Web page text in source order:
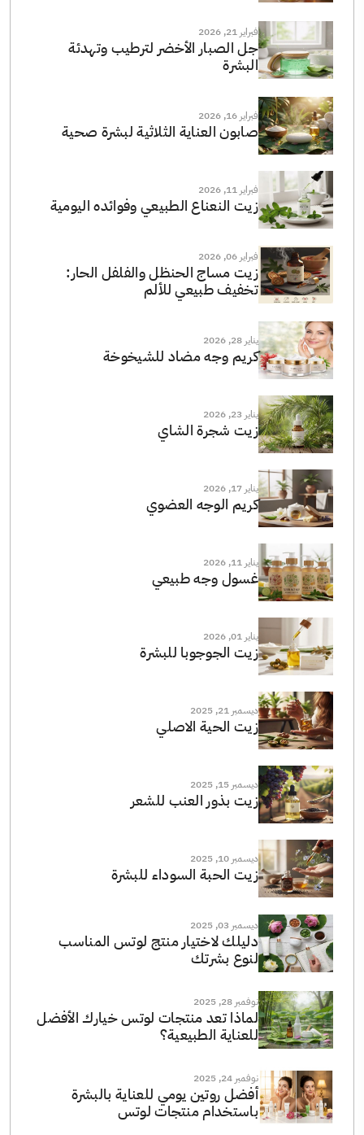
فبراير 21, 2026
جل الصبار الأخضر لترطيب وتهدئة
البشرة
فبراير 16, 2026
صابون العناية الثلاثية لبشرة صحية
فبراير 11, 2026
زيت النعناع الطبيعي وفوائده اليومية
فبراير 06, 2026
زيت مساج الحنظل والفلفل الحار:
تخفيف طبيعي للألم
يناير 28, 2026
كريم وجه مضاد للشيخوخة
يناير 23, 2026
زيت شجرة الشاي
يناير 17, 2026
كريم الوجه العضوي
يناير 11, 2026
غسول وجه طبيعي
يناير 01, 2026
زيت الجوجوبا للبشرة
ديسمبر 21, 2025
زيت الحية الاصلي
ديسمبر 15, 2025
زيت بذور العنب للشعر
ديسمبر 10, 2025
زيت الحبة السوداء للبشرة
ديسمبر 03, 2025
دليلك لاختيار منتج لوتس المناسب
لنوع بشرتك
نوفمبر 28, 2025
لماذا تعد منتجات لوتس خيارك الأفضل
للعناية الطبيعية؟
نوفمبر 24, 2025
أفضل روتين يومي للعناية بالبشرة
باستخدام منتجات لوتس